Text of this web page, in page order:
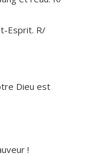
Esprit. R/
Dieu est
!